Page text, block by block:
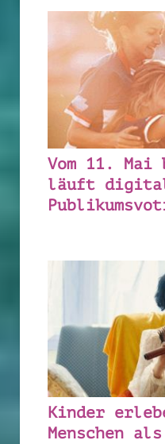
Vom 11.
läuft
Kinder
Menschen